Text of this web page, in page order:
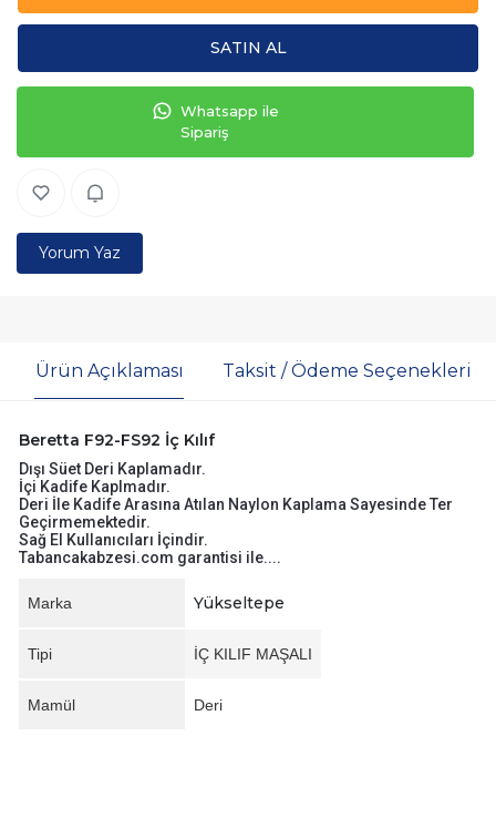
SATIN AL
Whatsapp ile
Sipariş
Yorum Yaz
Ürün Açıklaması Taksit / Ödeme Seçenekleri
Beretta F92-FS92 İç Kılıf
Dışı Süet Deri Kaplamadır.
İçi Kadife Kaplmadır.
Deri İle Kadife Arasına Atılan Naylon Kaplama Sayesinde Ter
Geçirmemektedir.
Sağ El Kullanıcıları İçindir.
Tabancakabzesi.com garantisi ile....
Marka Yükseltepe
Tipi İÇ KILIF MAŞALI
Mamül Deri